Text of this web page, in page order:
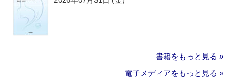
書籍をもっと見る »
電子メディアをもっと見る »